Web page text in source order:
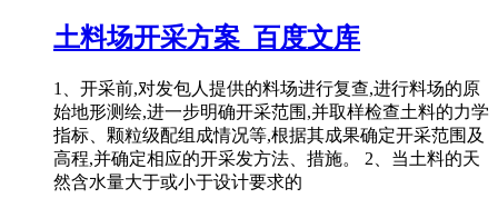
土料场开采方案_百度文库
1、开采前,对发包人提供的料场进行复查,进行料场的原
始地形测绘,进一步明确开采范围,并取样检查土料的力学
指标、颗粒级配组成情况等,根据其成果确定开采范围及
高程,并确定相应的开采发方法、措施。 2、当土料的天
然含水量大于或小于设计要求的